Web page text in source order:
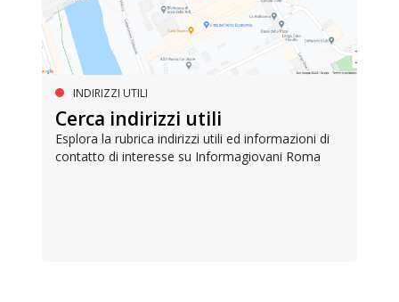
INDIRIZZI UTILI
Cerca indirizzi utili
Esplora la rubrica indirizzi utili ed informazioni di
contatto di interesse su Informagiovani Roma